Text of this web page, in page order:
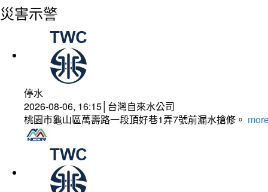
災害示警
停水
2026-08-06, 16:15│台灣自來水公司
桃園市龜山區萬壽路一段頂好巷1弄7號前漏水搶修。